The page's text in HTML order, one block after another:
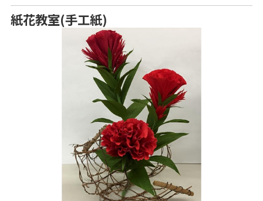
紙花教室(手工紙)